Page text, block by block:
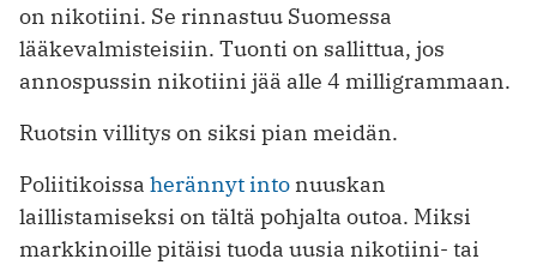
on nikotiini. Se rinnastuu Suomessa
lääkevalmisteisiin. Tuonti on sallittua, jos
annospussin nikotiini jää alle 4 milligrammaan.
Ruotsin villitys on siksi pian meidän.
Poliitikoissa herännyt into nuuskan
laillistamiseksi on tältä pohjalta outoa. Miksi
markkinoille pitäisi tuoda uusia nikotiini- tai